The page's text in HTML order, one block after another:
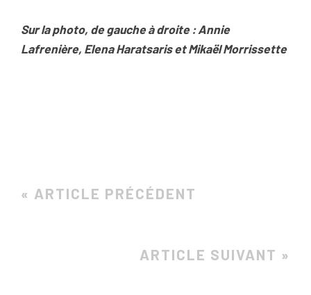
Sur la photo, de gauche à droite : Annie
Lafrenière, Elena Haratsaris et Mikaël Morrissette
« ARTICLE PRÉCÉDENT
ARTICLE SUIVANT »